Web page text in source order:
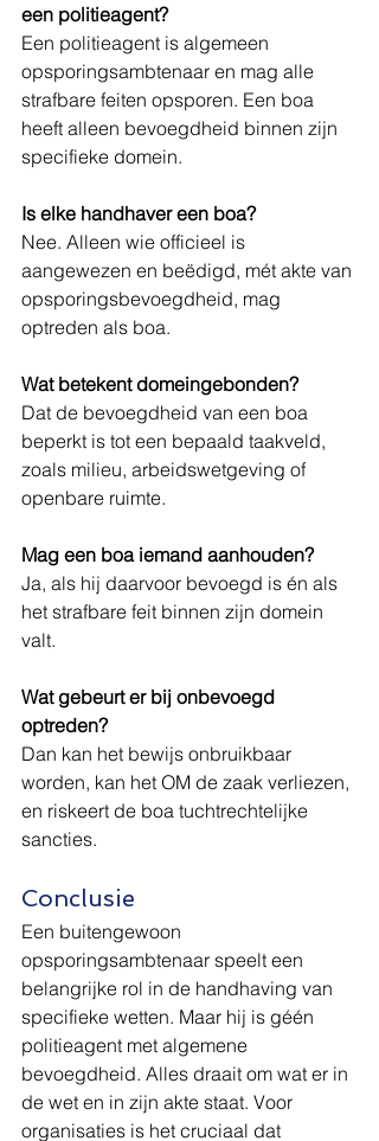
een politieagent?
Een politieagent is algemeen
opsporingsambtenaar en mag alle
strafbare feiten opsporen. Een boa
heeft alleen bevoegdheid binnen zijn
specifieke domein.
Is elke handhaver een boa?
Nee. Alleen wie officieel is
aangewezen en beëdigd, mét akte van
opsporingsbevoegdheid, mag
optreden als boa.
Wat betekent domeingebonden?
Dat de bevoegdheid van een boa
beperkt is tot een bepaald taakveld,
zoals milieu, arbeidswetgeving of
openbare ruimte.
Mag een boa iemand aanhouden?
Ja, als hij daarvoor bevoegd is én als
het strafbare feit binnen zijn domein
valt.
Wat gebeurt er bij onbevoegd
optreden?
Dan kan het bewijs onbruikbaar
worden, kan het OM de zaak verliezen,
en riskeert de boa tuchtrechtelijke
sancties.
Conclusie
Een buitengewoon
opsporingsambtenaar speelt een
belangrijke rol in de handhaving van
specifieke wetten. Maar hij is géén
politieagent met algemene
bevoegdheid. Alles draait om wat er in
de wet en in zijn akte staat. Voor
organisaties is het cruciaal dat